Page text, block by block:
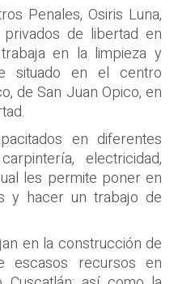
Penales, Osiris Luna,
de libertad en
en la limpieza y
situado en el centro
de San Juan Opico, en
en diferentes
electricidad,
les permite poner en
y hacer un trabajo de
en la construcción de
escasos recursos en